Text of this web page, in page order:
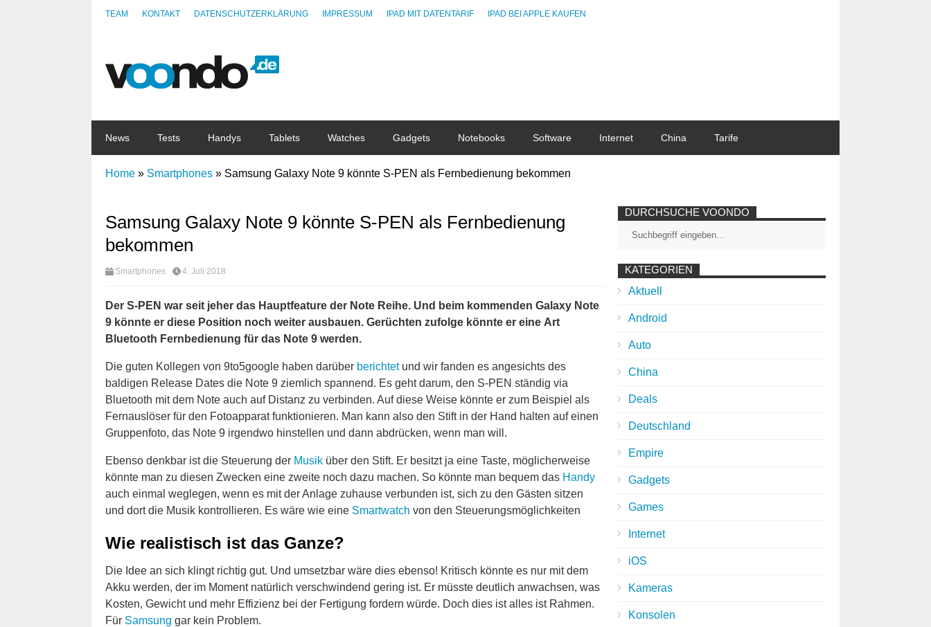
TEAM KONTAKT DATENSCHUTZERKLÄRUNG IMPRESSUM IPAD MIT DATENTARIF IPAD BEI APPLE KAUFEN
News Tests Handys Tablets Watches Gadgets Notebooks Software Internet China Tarife
Home » Smartphones » Samsung Galaxy Note 9 könnte S-PEN als Fernbedienung bekommen
Samsung Galaxy Note 9 könnte S-PEN als Fernbedienung
bekommen
Smartphones 4. Juli 2018
Der S-PEN war seit jeher das Hauptfeature der Note Reihe. Und beim kommenden Galaxy Note
9 könnte er diese Position noch weiter ausbauen. Gerüchten zufolge könnte er eine Art
Bluetooth Fernbedienung für das Note 9 werden.
Die guten Kollegen von 9to5google haben darüber berichtetund wir fanden es angesichts des
baldigen Release Dates die Note 9 ziemlich spannend. Es geht darum, den S-PEN ständig via
Bluetooth mit dem Note auch auf Distanz zu verbinden. Auf diese Weise könnte er zum Beispiel als
Fernauslöser für den Fotoapparat funktionieren. Man kann also den Stift in der Hand halten auf einen
Gruppenfoto, das Note 9 irgendwo hinstellen und dann abdrücken, wenn man will.
Ebenso denkbar ist die Steuerung der Musik über den Stift. Er besitzt ja eine Taste, möglicherweise
könnte man zu diesen Zwecken eine zweite noch dazu machen. So könnte man bequem das Handy
auch einmal weglegen, wenn es mit der Anlage zuhause verbunden ist, sich zu den Gästen sitzen
und dort die Musik kontrollieren. Es wäre wie eine Smartwatch von den Steuerungsmöglichkeiten
Wie realistisch ist das Ganze?
Die Idee an sich klingt richtig gut. Und umsetzbar wäre dies ebenso! Kritisch könnte es nur mit dem
Akku werden, der im Moment natürlich verschwindend gering ist. Er müsste deutlich anwachsen, was
Kosten, Gewicht und mehr Effizienz bei der Fertigung fordern würde. Doch dies ist alles ist Rahmen.
Für Samsung gar kein Problem.
DURCHSUCHE VOONDO
KATEGORIEN
Aktuell
Android
Auto
China
Deals
Deutschland
Empire
Gadgets
Games
Internet
iOS
Kameras
Konsolen